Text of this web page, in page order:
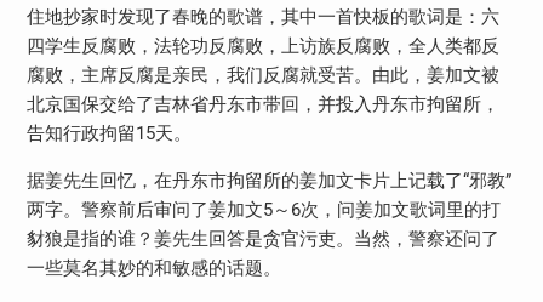
住地抄家时发现了春晚的歌谱，其中一首快板的歌词是：六
四学生反腐败，法轮功反腐败，上访族反腐败，全人类都反
腐败，主席反腐是亲民，我们反腐就受苦。由此，姜加文被
北京国保交给了吉林省丹东市带回，并投入丹东市拘留所，
告知行政拘留15天。
据姜先生回忆，在丹东市拘留所的姜加文卡片上记载了“邪教”
两字。警察前后审问了姜加文5～6次，问姜加文歌词里的打
豺狼是指的谁？姜先生回答是贪官污吏。当然，警察还问了
一些莫名其妙的和敏感的话题。